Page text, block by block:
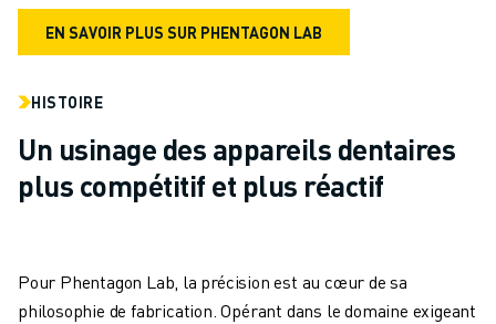
EN SAVOIR PLUS SUR PHENTAGON LAB
HISTOIRE
Un usinage des appareils dentaires
plus compétitif et plus réactif
Pour Phentagon Lab, la précision est au cœur de sa
philosophie de fabrication. Opérant dans le domaine exigeant